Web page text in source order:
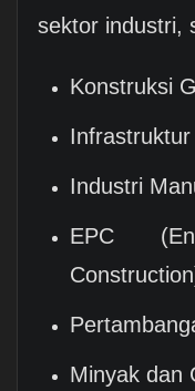
sektor industri,
Konstruksi
Industri
EPC
Minyak dan